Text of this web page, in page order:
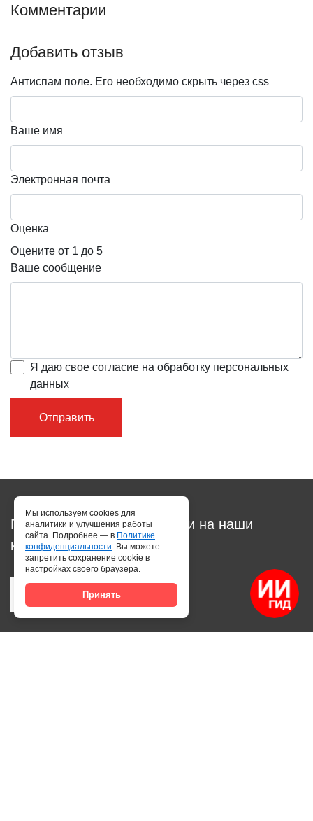
Комментарии
Добавить отзыв
Антиспам поле. Его необходимо скрыть через css
Ваше имя
Электронная почта
Оценка
Оцените от 1 до 5
Ваше сообщение
Я даю свое согласие на обработку персональных
данных
Подпишитесь на рассылку и на наши
каналы
Мы используем cookies для
аналитики и улучшения работы
сайта. Подробнее — в Политике
конфиденциальности. Вы можете
запретить сохранение cookie в
настройках своего браузера.
Принять